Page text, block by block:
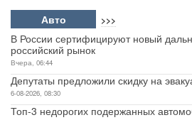
Авто >>>
В России сертифицируют новый
российский рынок
Вчера, 06:44
Депутаты предложили скидку на
6-08-2026, 08:30
Топ-3 недорогих подержанных